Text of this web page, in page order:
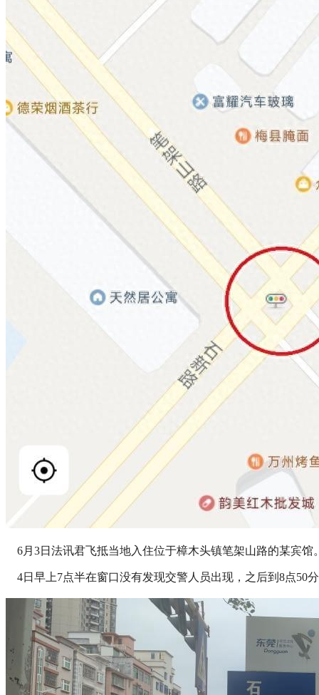
6月3日法讯君飞抵当地入住位于樟木头镇笔架山路的某宾馆
4日早上7点半在窗口没有发现交警人员出现，之后到8点50